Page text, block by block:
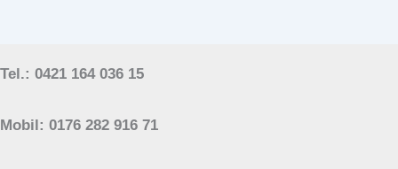
Tel.: 0421 164 036 15
Mobil: 0176 282 916 71